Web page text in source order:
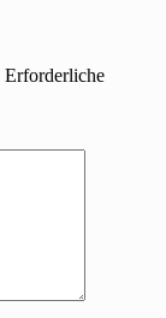
Erforderliche